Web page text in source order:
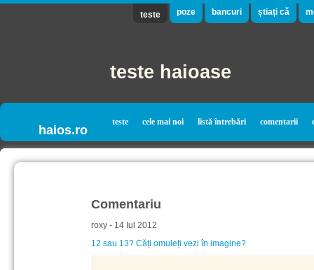
teste poze bancuri știați că
teste haioase
haios.ro
teste cele mai noi listă întrebări comentarii
Comentariu
roxy - 14 Iul 2012
12 sau 13? Căți omuleți vezi în imagine?